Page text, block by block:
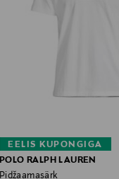
EELIS KUPONGIGA
POLO RALPH LAUREN
Pidžaamasärk